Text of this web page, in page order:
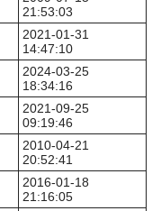
21:53:03
2021-01-31
14:47:10
2024-03-25
18:34:16
2021-09-25
09:19:46
2010-04-21
20:52:41
2016-01-18
21:16:05